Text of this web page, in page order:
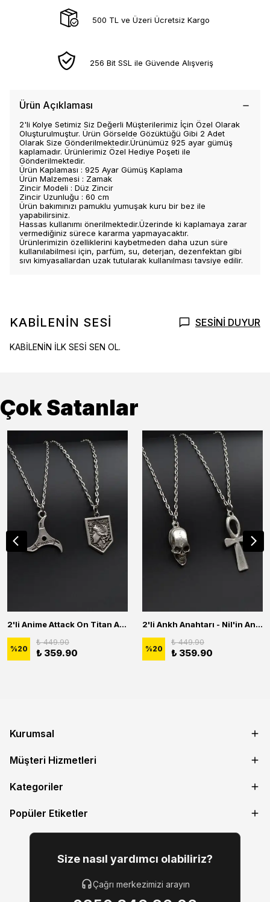
500 TL ve Üzeri Ücretsiz Kargo
256 Bit SSL ile Güvende Alışveriş
Ürün Açıklaması
2'li Kolye Setimiz Siz Değerli Müşterilerimiz İçin Özel Olarak
Oluşturulmuştur. Ürün Görselde Gözüktüğü Gibi 2 Adet
Olarak Size Gönderilmektedir.Ürünümüz 925 ayar gümüş
kaplamadır. Ürünlerimiz Özel Hediye Poşeti ile
Gönderilmektedir.
Ürün Kaplaması : 925 Ayar Gümüş Kaplama
Ürün Malzemesi : Zamak
Zincir Modeli : Düz Zincir
Zincir Uzunluğu : 60 cm
Ürün bakımınızı pamuklu yumuşak kuru bir bez ile
yapabilirsiniz.
Hassas kullanımı önerilmektedir.Üzerinde ki kaplamaya zarar
vermediğiniz sürece kararma yapmayacaktır.
Ürünlerimizin özelliklerini kaybetmeden daha uzun süre
kullanılabilmesi için, parfüm, su, deterjan, dezenfektan gibi
sıvı kimyasallardan uzak tutularak kullanılması tavsiye edilir.
KABİLENİN SESİ SESİNİ DUYUR
KABİLENİN İLK SESİ SEN OL.
Çok Satanlar
2'li Anime Attack On Titan Acrylic Maria Anime Naruto Erkek Kadın Kolye Seti
%20
₺ 449.90
₺ 359.90
2'li Ankh Anahtarı - Nil'in Anahtarı - Kuru Kafa Erkek Kadın Kolye Seti
%20
₺ 449.90
₺ 359.90
Kurumsal
Müşteri Hizmetleri
Kategoriler
Popüler Etiketler
Size nasıl yardımcı olabiliriz?
Çağrı merkezimizi arayın